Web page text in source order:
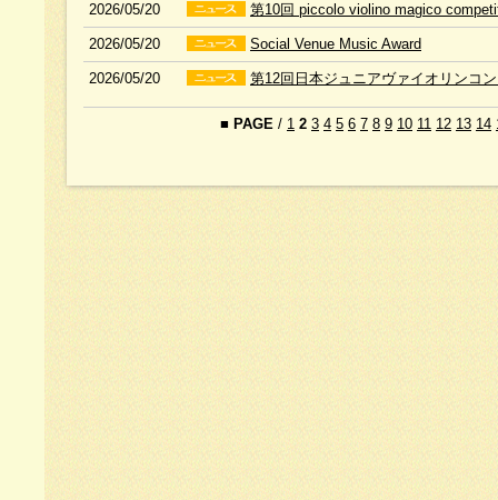
2026/05/20 第10回 piccolo violino magico
2026/05/20 Social Venue Music Award
2026/05/20 第12回日本ジュニアヴァイオリンコ
■ PAGE / 1 2 3 4 5 6 7 8 9 10 11 12 13 14